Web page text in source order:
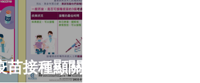
苗接種顯關